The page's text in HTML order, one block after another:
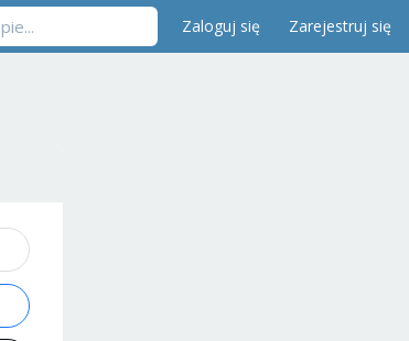
Zaloguj się Zarejestruj się